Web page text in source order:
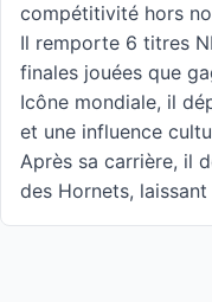
compétitivité hors
Il remporte 6 titres
finales jouées que
Icône mondiale, il
et une influence
Après sa carrière, il
des Hornets,